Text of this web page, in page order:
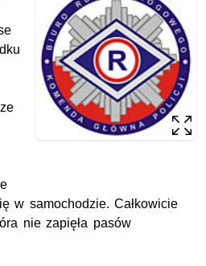
w samochodzie. Całkowicie
nie zapięła pasów